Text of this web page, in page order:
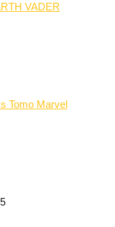
VADER
Tomo Marvel